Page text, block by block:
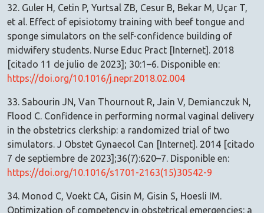
32. Guler H, Cetin P, Yurtsal ZB, Cesur B, Bekar M, Uçar T,
et al. Effect of episiotomy training with beef tongue and
sponge simulators on the self-confidence building of
midwifery students. Nurse Educ Pract [Internet]. 2018
[citado 11 de julio de 2023]; 30:1–6. Disponible en:
https://doi.org/10.1016/j.nepr.2018.02.004
33. Sabourin JN, Van Thournout R, Jain V, Demianczuk N,
Flood C. Confidence in performing normal vaginal delivery
in the obstetrics clerkship: a randomized trial of two
simulators. J Obstet Gynaecol Can [Internet]. 2014 [citado
7 de septiembre de 2023];36(7):620–7. Disponible en:
https://doi.org/10.1016/s1701-2163(15)30542-9
34. Monod C, Voekt CA, Gisin M, Gisin S, Hoesli IM.
Optimization of competency in obstetrical emergencies: a